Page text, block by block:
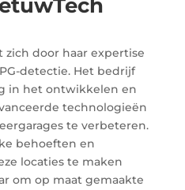
zich door haar expertise
detectie. Het bedrijf
in het ontwikkelen en
technologieën
te verbeteren.
behoeften en
locaties te maken
om op maat gemaakte